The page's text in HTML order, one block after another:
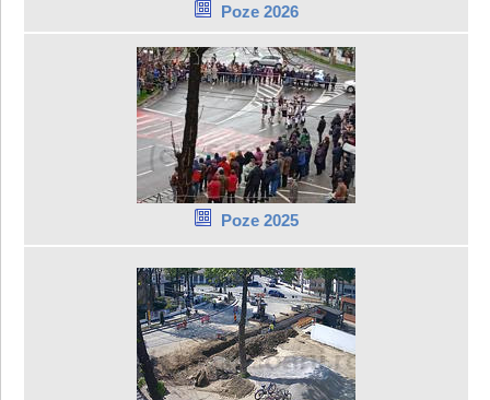
Poze 2026
Poze 2025